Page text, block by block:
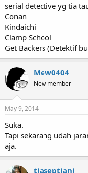
serial detective yg tia
Conan
Kindaichi
Clamp School
Get Backers (Detektif
Mew0404
New member
May 9, 2014
Suka.
Tapi sekarang udah
aja.
tiaseptiani